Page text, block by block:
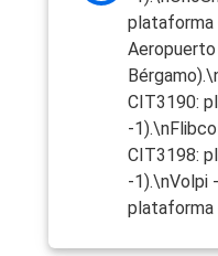
plataforma
CIT3190:
-
CIT3198:
-1).\nVolpi
plataforma